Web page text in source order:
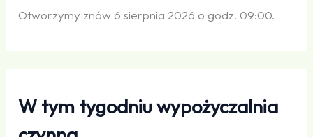
Otworzymy znów 6 sierpnia 2026 o godz. 09:00.
W tym tygodniu wypożyczalnia